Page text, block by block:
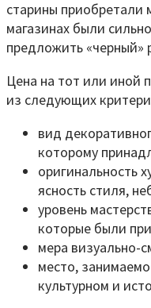
старины приобретали
магазинах были
предложить «черный»
Цена на тот или иной
из следующих
вид
которому
оригинальность
ясность стиля,
уровень
которые были
мера визуально-
место,
культурном и